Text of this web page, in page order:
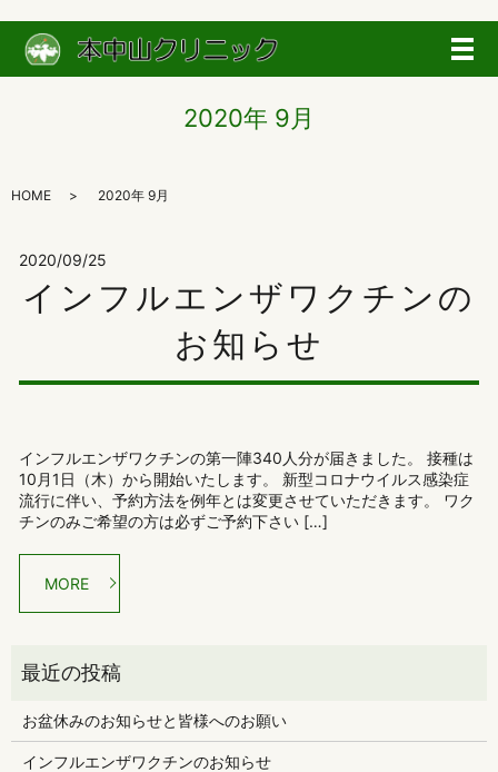
メ
2020年 9月
HOME 2020年 9月
2020/09/25
インフルエンザワクチンの
お知らせ
インフルエンザワクチンの第一陣340人分が届きました。 接種は
10月1日（木）から開始いたします。 新型コロナウイルス感染症
流行に伴い、予約方法を例年とは変更させていただきます。 ワク
チンのみご希望の方は必ずご予約下さい […]
MORE
お盆休みのお知らせと皆様へのお願い
インフルエンザワクチンのお知らせ